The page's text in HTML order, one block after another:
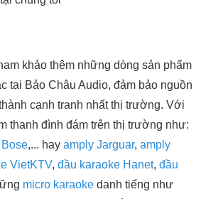
khảo thêm những dòng sản phẩm
tại Bảo Châu Audio, đảm bảo nguồn
cạnh tranh nhất thị trường. Với
thanh đình đám trên thị trường như:
Bose,... hay amply Jarguar, amply
VietKTV, đầu karaoke Hanet, đầu
micro karaoke danh tiếng như